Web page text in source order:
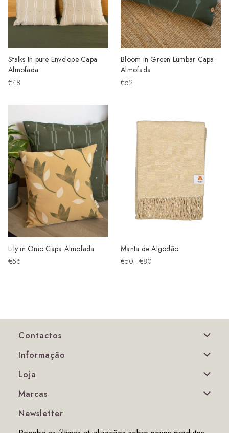
Stalks In pure Envelope Capa
Almofada
€48
Bloom in Green Lumbar Capa
Almofada
€52
Lily in Onio Capa Almofada
€56
Manta de Algodão
€50 - €80
Contactos
Informação
Loja
Marcas
Newsletter